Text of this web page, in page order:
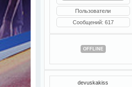
Пользователи
Сообщений: 617
OFFLINE
devuskakiss